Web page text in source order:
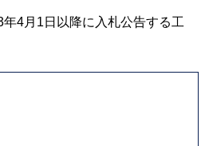
4月1日以降に入札公告する工